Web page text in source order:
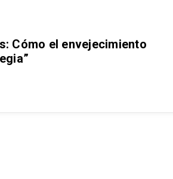
Cómo el envejecimiento